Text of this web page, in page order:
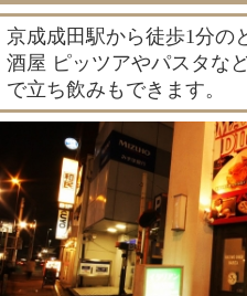
京成成田駅から徒歩1分の
酒屋 ピッツアやパスタな
で立ち飲みもできます。